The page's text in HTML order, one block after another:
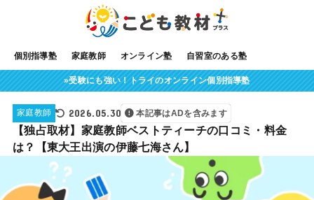
個別指導塾 家庭教師 オンライン塾 自習室のある塾
»受験にも強い！トライのオンライン個別指導塾
家庭教師 2026.05.30 本記事はADを含みます
【独占取材】家庭教師ベストティーチの口コミ・料金
は？【東大王出演の伊藤七海さん】